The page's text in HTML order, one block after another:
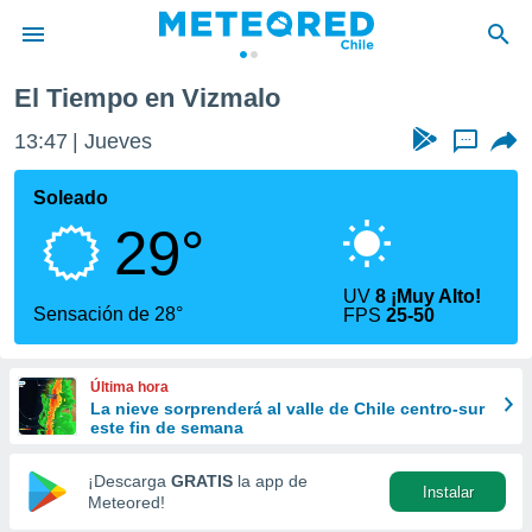
de
por
que se
calidad.
a este
las
y
forma
digital
basada
El Tiempo en Vizmalo
13:48 Jueves ...
Soleado
29°
Sensación de 28°
UV8 ¡Muy Alto!
FPS25-50
Última hora
La nieve sorprenderá al valle de Chile centro-sur
este fin de semana
¡Descarga GRATIS la app de
Meteored!
Instalar